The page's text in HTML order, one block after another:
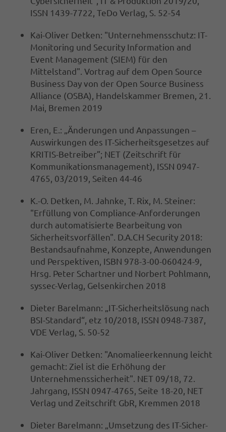
ISSN 1439-7722, TeDo Verlag, S. 52-54
Kai-Oliver Detken: "Unternehmensschutz: IT-
Monitoring und Security Information and
Event Management (SIEM) für den
Mittelstand". Vortrag auf dem Open Source
Business Day von der Open Source Business
Alliance (OSBA), Handelskammer Bremen, 21.
Mai, Bremen 2019
Eren, E.: „Änderungen und Anpassungen –
Auswirkungen des IT-Sicherheitsgesetzes auf
KRITIS-Betreiber”; NET (Zeitschrift für
Kommunikationsmanagement), ISSN 0947-
4765, 03/2019, Seiten 44-46
K.-O. Detken, M. Jahnke, T. Rix, M. Steiner:
"Erfüllung von Compliance-Anforderungen
durch automatisierte Bearbeitung von
Sicherheitsvorfällen". D.A.CH Security 2018:
Bestandsaufnahme, Konzepte, Anwendungen
und Perspektiven, ISBN 978-3-00-060424-9,
Hrsg. Peter Schartner und Norbert Pohlmann,
syssec-Verlag, Gelsenkirchen 2018
Dieter Barelmann: „IT-Sicherheitslösung nach
BSI-Standard“, etz 10/2018, ISSN 0948-7387,
VDE Verlag, S. 50-52
Kai-Oliver Detken: "Anomalieerkennung leicht
gemacht: Ziel ist die Erhöhung der
Unternehmenssicherheit". NET 09/18, 72.
Jahrgang, ISSN 0947-4765, Seite 18-20, NET
Verlag und Zeitschrift GbR, Kremmen 2018
Dieter Barelmann: „Umsetzung des IT-Sicher-